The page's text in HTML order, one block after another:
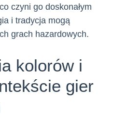
czyni go doskonałym
i tradycja mogą
grach hazardowych.
kolorów i
gier